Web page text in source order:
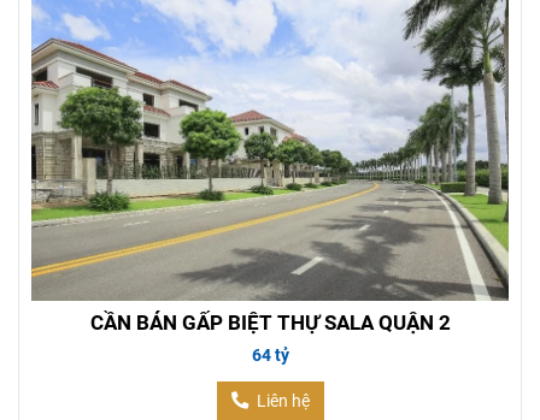
CẦN BÁN GẤP BIỆT THỰ SALA QUẬN 2
64 tỷ
Liên hệ